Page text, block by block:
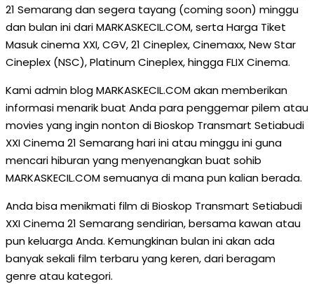
21 Semarang dan segera tayang (coming soon) minggu
dan bulan ini dari MARKASKECIL.COM, serta Harga Tiket
Masuk cinema XXI, CGV, 21 Cineplex, Cinemaxx, New Star
Cineplex (NSC), Platinum Cineplex, hingga FLIX Cinema.
Kami admin blog MARKASKECIL.COM akan memberikan
informasi menarik buat Anda para penggemar pilem atau
movies yang ingin nonton di Bioskop Transmart Setiabudi
XXI Cinema 21 Semarang hari ini atau minggu ini guna
mencari hiburan yang menyenangkan buat sohib
MARKASKECIL.COM semuanya di mana pun kalian berada.
Anda bisa menikmati film di Bioskop Transmart Setiabudi
XXI Cinema 21 Semarang sendirian, bersama kawan atau
pun keluarga Anda. Kemungkinan bulan ini akan ada
banyak sekali film terbaru yang keren, dari beragam
genre atau kategori.